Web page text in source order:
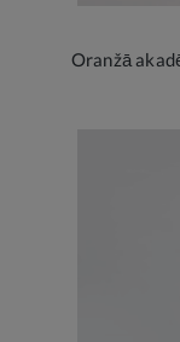
Oranžā